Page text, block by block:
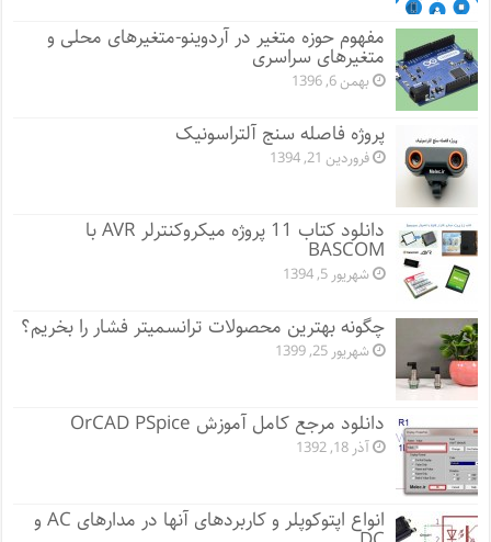
مفهوم حوزه متغیر در آردوینو-متغیرهای محلی و
متغیرهای سراسری
بهمن 6, 1396
پروژه فاصله سنج آلتراسونیک
فروردین 21, 1394
دانلود کتاب 11 پروژه میکروکنترلر AVR با
BASCOM
شهریور 5, 1394
چگونه بهترین محصولات ترانسمیتر فشار را بخریم؟
شهریور 25, 1399
دانلود مرجع کامل آموزش OrCAD PSpice
آذر 18, 1392
انواع اپتوکوپلر و کاربردهای آنها در مدارهای AC و